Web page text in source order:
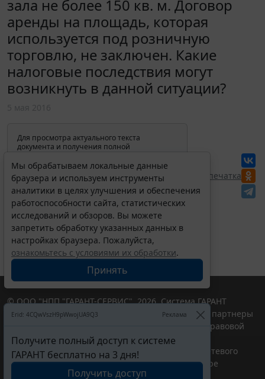
зала не более 150 кв. м. Договор
аренды на площадь, которая
используется под розничную
торговлю, не заключен. Какие
налоговые последствия могут
возникнуть в данной ситуации?
Для просмотра актуального текста
документа и получения полной
изменениях и порядке применения
документа, воспользуйтесь поиском в
Интернет-версии системы ГАРАНТ:
Перепечатка
Мы обрабатываем локальные данные
браузера и используем инструменты
аналитики в целях улучшения и обеспечения
работоспособности сайта, статистических
исследований и обзоров. Вы можете
запретить обработку указанных данных в
настройках браузера. Пожалуйста,
ознакомьтесь с условиями их обработки.
Принять
Erid: 4CQwVszH9pWwojUA9Q3 Реклама
Получите полный доступ к системе
ГАРАНТ бесплатно на 3 дня!
Получить доступ
© ООО "НПП "ГАРАНТ-СЕРВИС", 2026. Система ГАРАНТ
выпускается с 1990 года. Компания "Гарант" и ее партнеры
являются участниками Российской ассоциации правовой
информации ГАРАНТ.
Портал ГАРАНТ.РУ зарегистрирован в качестве сетевого
издания Федеральной службой по надзору в сфере
связи,информационных технологий и массовых